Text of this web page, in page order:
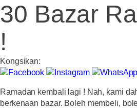
30 Bazar
!
Kongsikan:
Ramadan kembali lagi ! Nah, kami
berkenaan bazar. Boleh membeli,